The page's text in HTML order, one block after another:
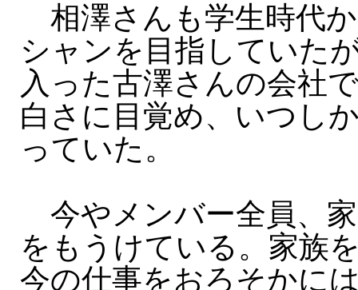
相澤さんも学生時代
シャンを目指していた
入った古澤さんの会社
白さに目覚め、いつし
っていた。
今やメンバー全員、
をもうけている。家族
今の仕事をおろそかに